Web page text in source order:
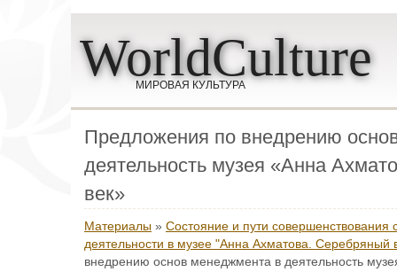
WorldCulture
МИРОВАЯ КУЛЬТУРА
Предложения по внедрению
деятельность музея «Анна
век»
Материалы » Состояние и пути совершенствования
деятельности в музее "Анна Ахматова. Серебряный
внедрению основ менеджмента в деятельность